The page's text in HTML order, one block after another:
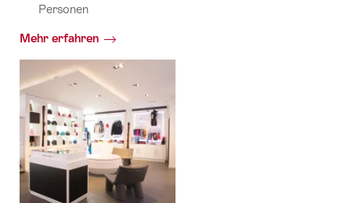
Personen
Mehr erfahren